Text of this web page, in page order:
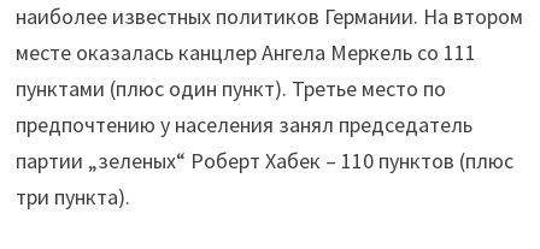
наиболее известных политиков Германии. На втором
месте оказалась канцлер Ангела Меркель со 111
пунктами (плюс один пункт). Третье место по
предпочтению у населения занял председатель
партии „зеленых“ Роберт Хабек – 110 пунктов (плюс
три пункта).